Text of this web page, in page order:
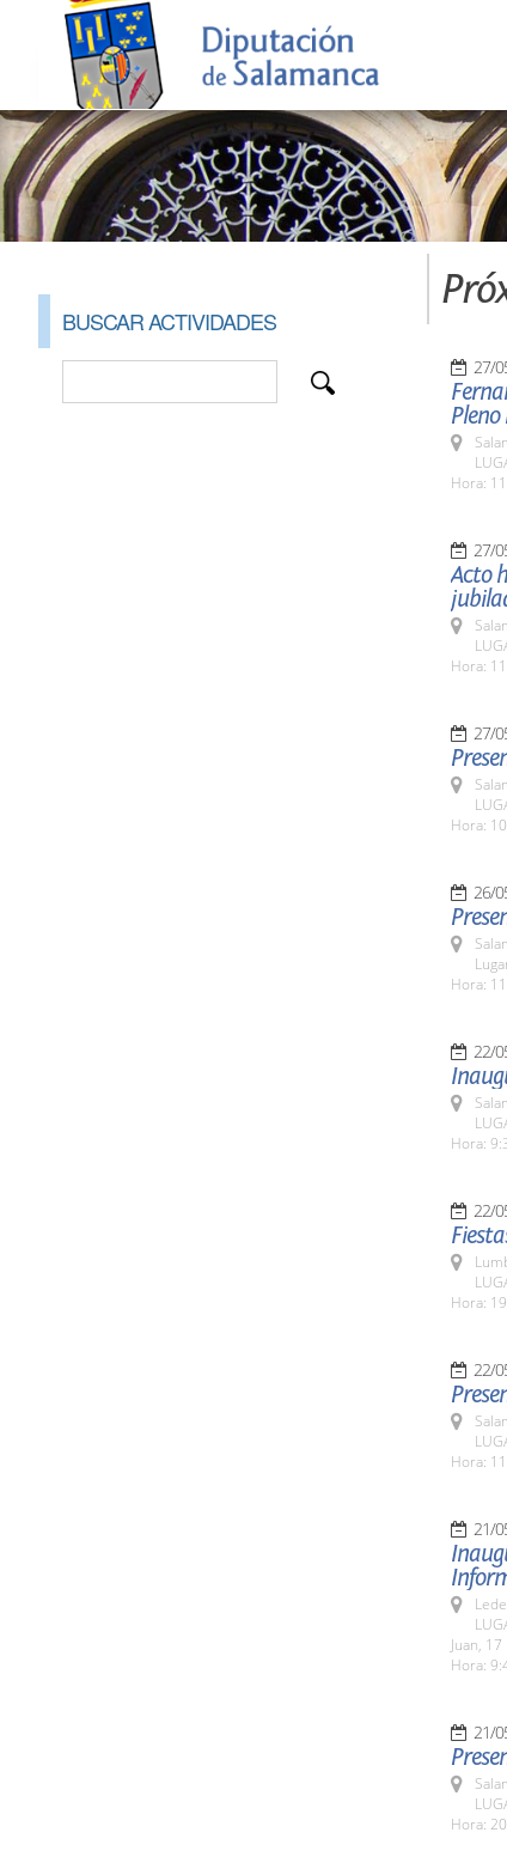
BUSCAR ACTIVIDADES
27/
Hora:
27/
Acto
Hora:
27/
Hora:
26/
Hora:
22/
Hora:
22/
Hora:
22/
Hora:
21/
Juan, 17
Hora:
21/
Hora: